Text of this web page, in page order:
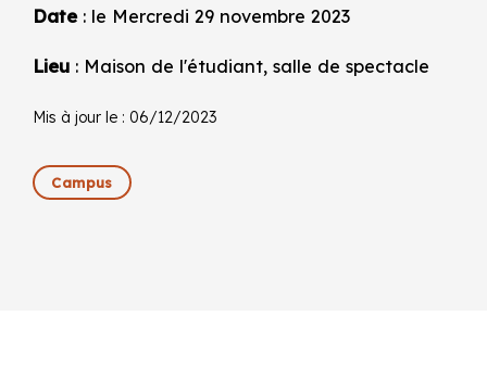
Date: le Mercredi 29 novembre 2023
Lieu : Maison de l'étudiant, salle de spectacle
Mis à jour le : 06/12/2023
Campus